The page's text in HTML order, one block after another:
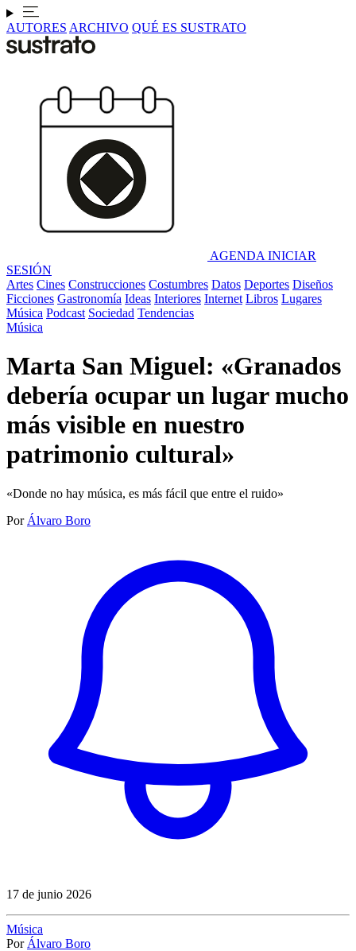
AUTORES ARCHIVO QUÉ ES SUSTRATO
AGENDA INICIAR
SESIÓN
Artes Cines Construcciones Costumbres Datos Deportes Diseños
Ficciones Gastronomía Ideas Interiores Internet Libros Lugares
Música Podcast Sociedad Tendencias
Música
Marta San Miguel: «Granados
debería ocupar un lugar mucho
más visible en nuestro
patrimonio cultural»
«Donde no hay música, es más fácil que entre el ruido»
Por Álvaro Boro
17 de junio 2026
Música
Por Álvaro Boro